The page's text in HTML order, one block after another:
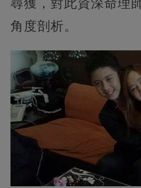
尋獲，對此資深命理
角度剖析。